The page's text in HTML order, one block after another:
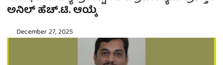
ಅನಿಲ್ ಹೆಚ್.ಟಿ. ಆಯ್ಕೆ
December 27, 2025